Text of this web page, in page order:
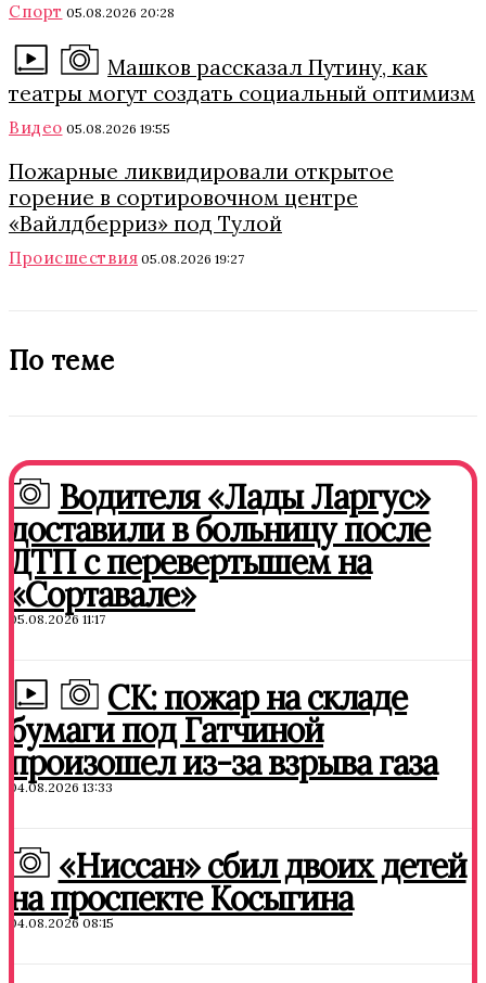
Спорт 05.08.2026 20:28
Машков рассказал Путину, как
театры могут создать социальный оптимизм
Видео 05.08.2026 19:55
Пожарные ликвидировали открытое
горение в сортировочном центре
«Вайлдберриз» под Тулой
Происшествия 05.08.2026 19:27
По теме
Водителя «Лады Ларгус»
доставили в больницу после
ДТП с перевертышем на
«Сортавале»
05.08.2026 11:17
СК: пожар на складе
бумаги под Гатчиной
произошел из-за взрыва газа
04.08.2026 13:33
«Ниссан» сбил двоих детей
на проспекте Косыгина
04.08.2026 08:15